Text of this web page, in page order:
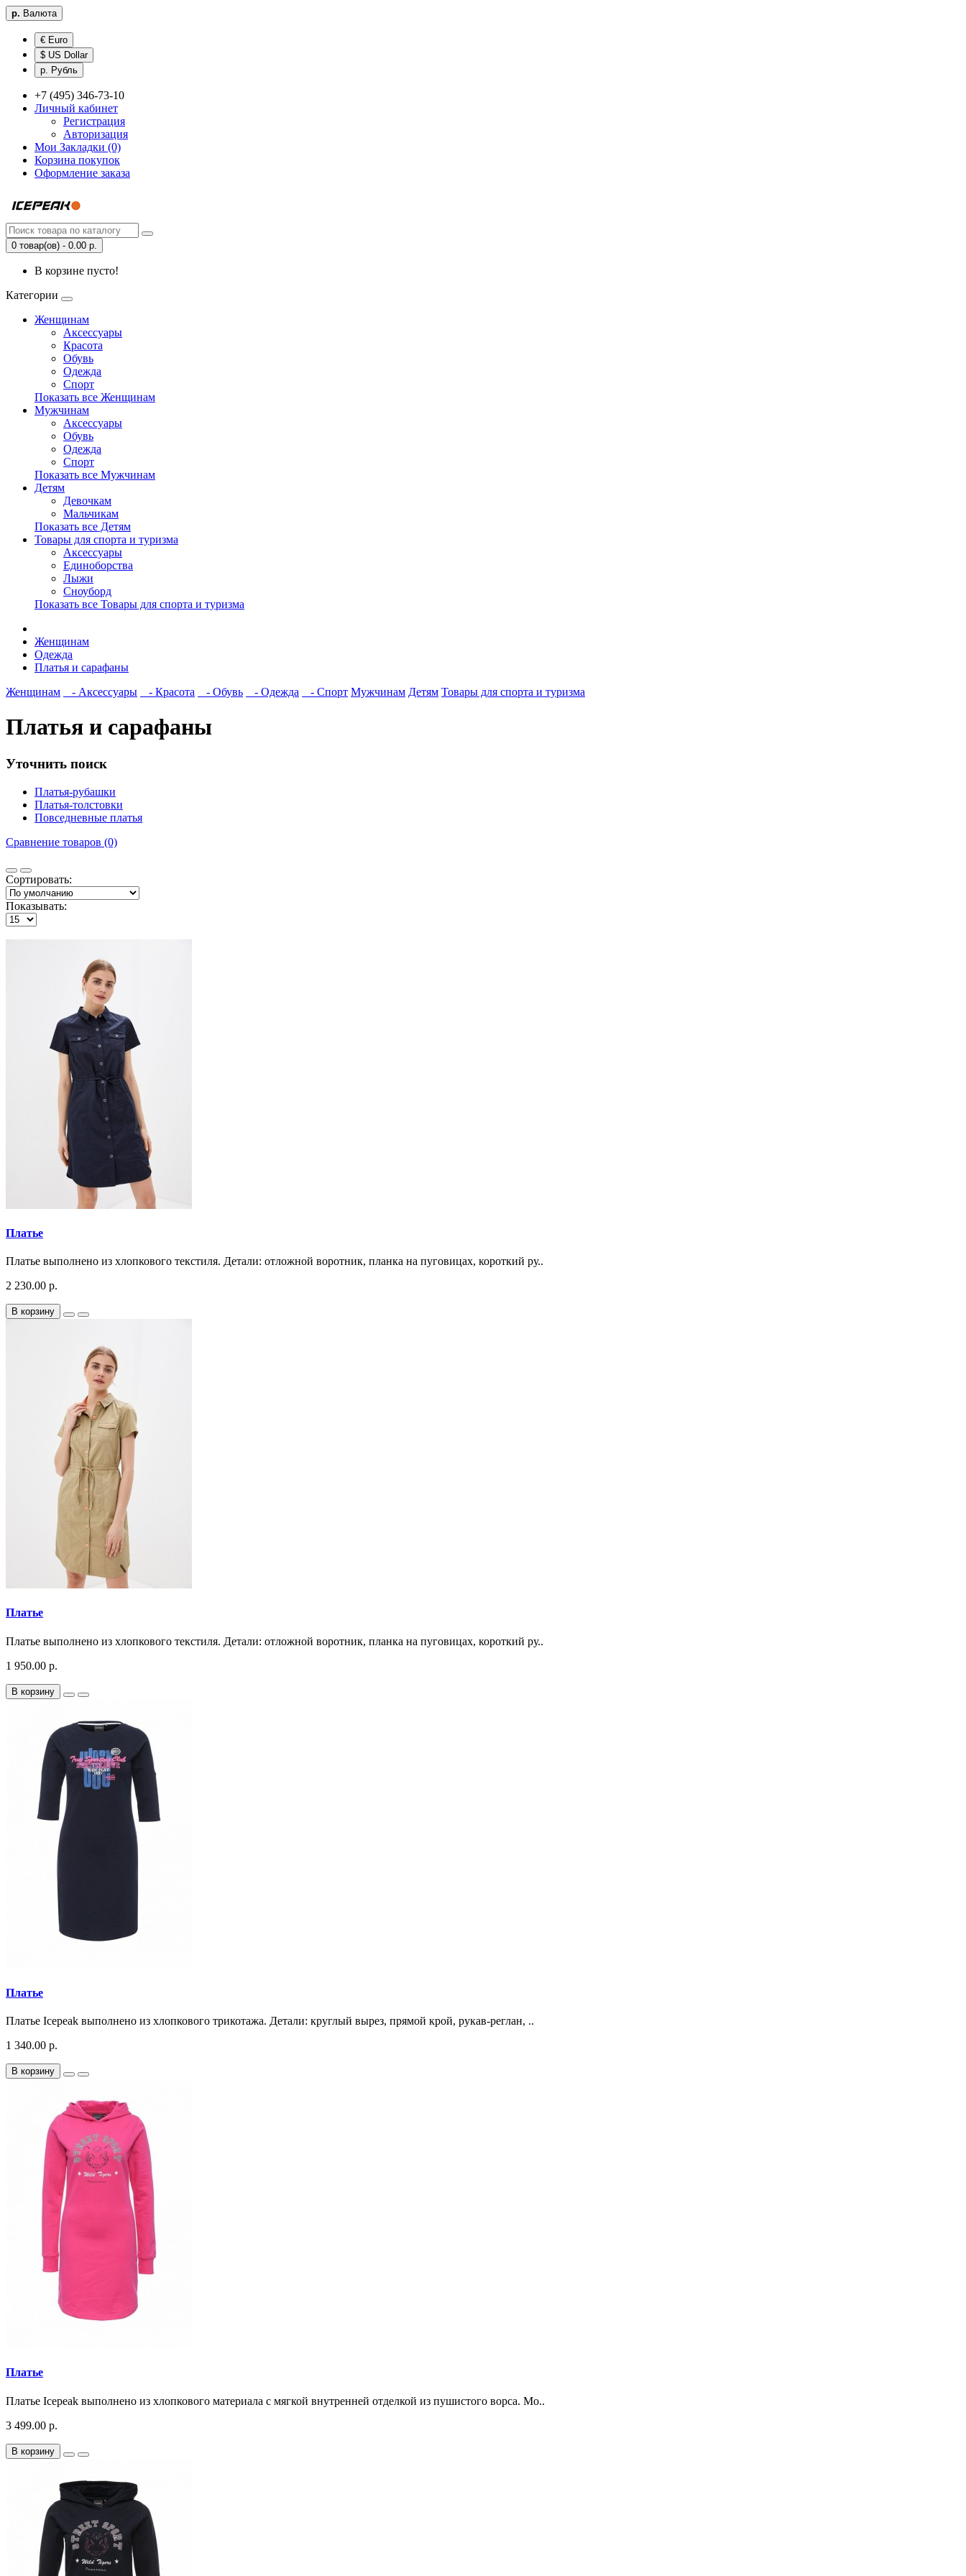
р. Валюта
€ Euro
$ US Dollar
р. Рубль
+7 (495) 346-73-10
Личный кабинет
Регистрация
Авторизация
Мои Закладки (0)
Корзина покупок
Оформление заказа
0 товар(ов) - 0.00 р.
В корзине пусто!
Категории
Женщинам
Аксессуары
Красота
Обувь
Одежда
Спорт
Показать все Женщинам
Мужчинам
Аксессуары
Обувь
Одежда
Спорт
Показать все Мужчинам
Детям
Девочкам
Мальчикам
Показать все Детям
Товары для спорта и туризма
Аксессуары
Единоборства
Лыжи
Сноуборд
Показать все Товары для спорта и туризма
Женщинам
Одежда
Платья и сарафаны
Женщинам
- Аксессуары - Красота - Обувь - Одежда - Спорт Мужчинам Детям Товары для спорта и туризма
Платья и сарафаны
Уточнить поиск
Платья-рубашки
Платья-толстовки
Повседневные платья
Сравнение товаров (0)
Сортировать:
Показывать:
Платье
Платье выполнено из хлопкового текстиля. Детали: отложной воротник, планка на пуговицах, короткий ру..
2 230.00 р.
В корзину
Платье
Платье выполнено из хлопкового текстиля. Детали: отложной воротник, планка на пуговицах, короткий ру..
1 950.00 р.
В корзину
Платье
Платье Icepeak выполнено из хлопкового трикотажа. Детали: круглый вырез, прямой крой, рукав-реглан, ..
1 340.00 р.
В корзину
Платье
Платье Icepeak выполнено из хлопкового материала с мягкой внутренней отделкой из пушистого ворса. Мо..
3 499.00 р.
В корзину